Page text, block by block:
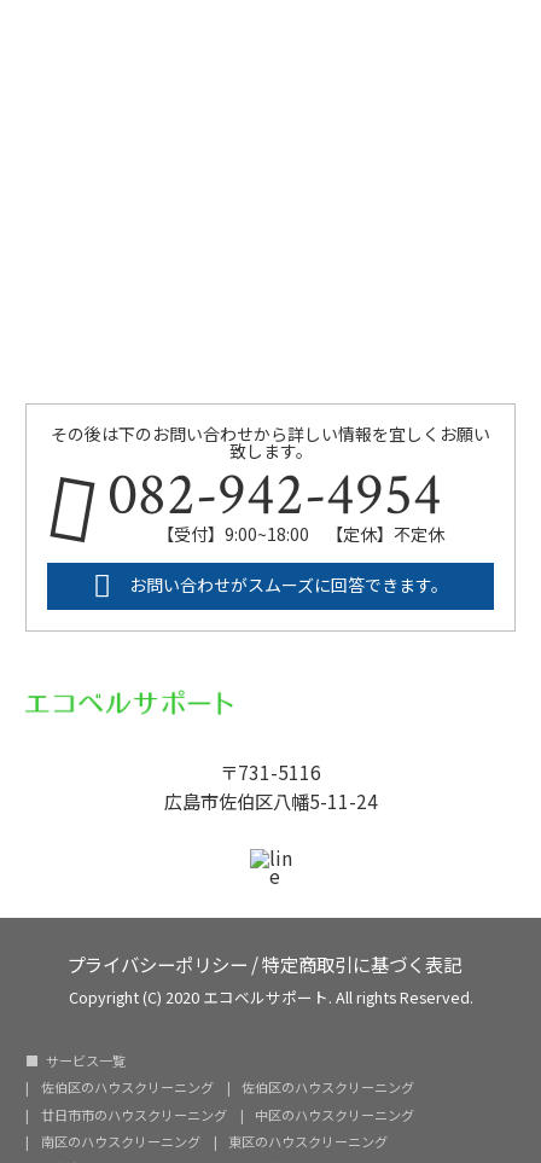
その後は下のお問い合わせから詳しい情報を宜しくお願い
致します。
082-942-4954
【受付】9:00~18:00 【定休】不定休
お問い合わせがスムーズに回答できます。
〒731-5116
広島市佐伯区八幡5-11-24
プライバシーポリシー /特定商取引に基づく表記
Copyright (C) 2020 エコベルサポート. All rights Reserved.
サービス一覧
佐伯区のハウスクリーニング
佐伯区のハウスクリーニング
廿日市市のハウスクリーニング
中区のハウスクリーニング
南区のハウスクリーニング
東区のハウスクリーニング